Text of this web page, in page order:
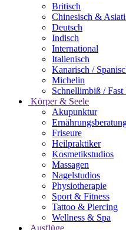
Britisch
Chinesisch &
Deutsch
Indisch
International
Italienisch
Kanarisch /
Michelin
Schnellimbiß / Fast
Körper & Seele
Akupunktur
Friseure
Heilpraktiker
Kosmetikstudios
Massagen
Nagelstudios
Physiotherapie
Sport & Fitness
Tattoo & Piercing
Wellness & Spa
Ausflüge